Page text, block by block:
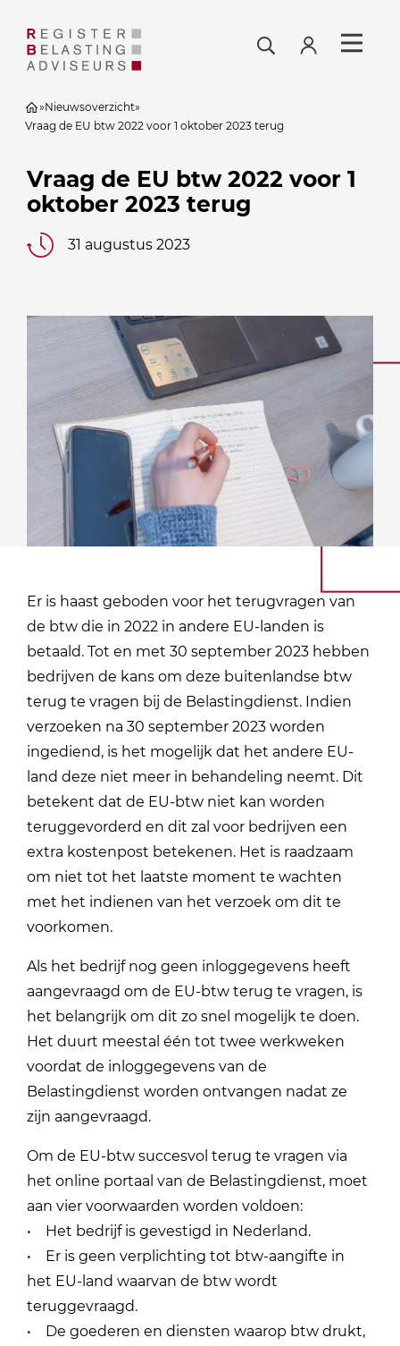
»Nieuwsoverzicht»
Vraag de EU btw 2022 voor 1 oktober 2023 terug
Vraag de EU btw 2022 voor 1
oktober 2023 terug
31 augustus 2023
Er is haast geboden voor het terugvragen van
de btw die in 2022 in andere EU-landen is
betaald. Tot en met 30 september 2023 hebben
bedrijven de kans om deze buitenlandse btw
terug te vragen bij de Belastingdienst. Indien
verzoeken na 30 september 2023 worden
ingediend, is het mogelijk dat het andere EU-
land deze niet meer in behandeling neemt. Dit
betekent dat de EU-btw niet kan worden
teruggevorderd en dit zal voor bedrijven een
extra kostenpost betekenen. Het is raadzaam
om niet tot het laatste moment te wachten
met het indienen van het verzoek om dit te
voorkomen.
Als het bedrijf nog geen inloggegevens heeft
aangevraagd om de EU-btw terug te vragen, is
het belangrijk om dit zo snel mogelijk te doen.
Het duurt meestal één tot twee werkweken
voordat de inloggegevens van de
Belastingdienst worden ontvangen nadat ze
zijn aangevraagd.
Om de EU-btw succesvol terug te vragen via
het online portaal van de Belastingdienst, moet
aan vier voorwaarden worden voldoen:
• Het bedrijf is gevestigd in Nederland.
• Er is geen verplichting tot btw-aangifte in
het EU-land waarvan de btw wordt
teruggevraagd.
• De goederen en diensten waarop btw drukt,